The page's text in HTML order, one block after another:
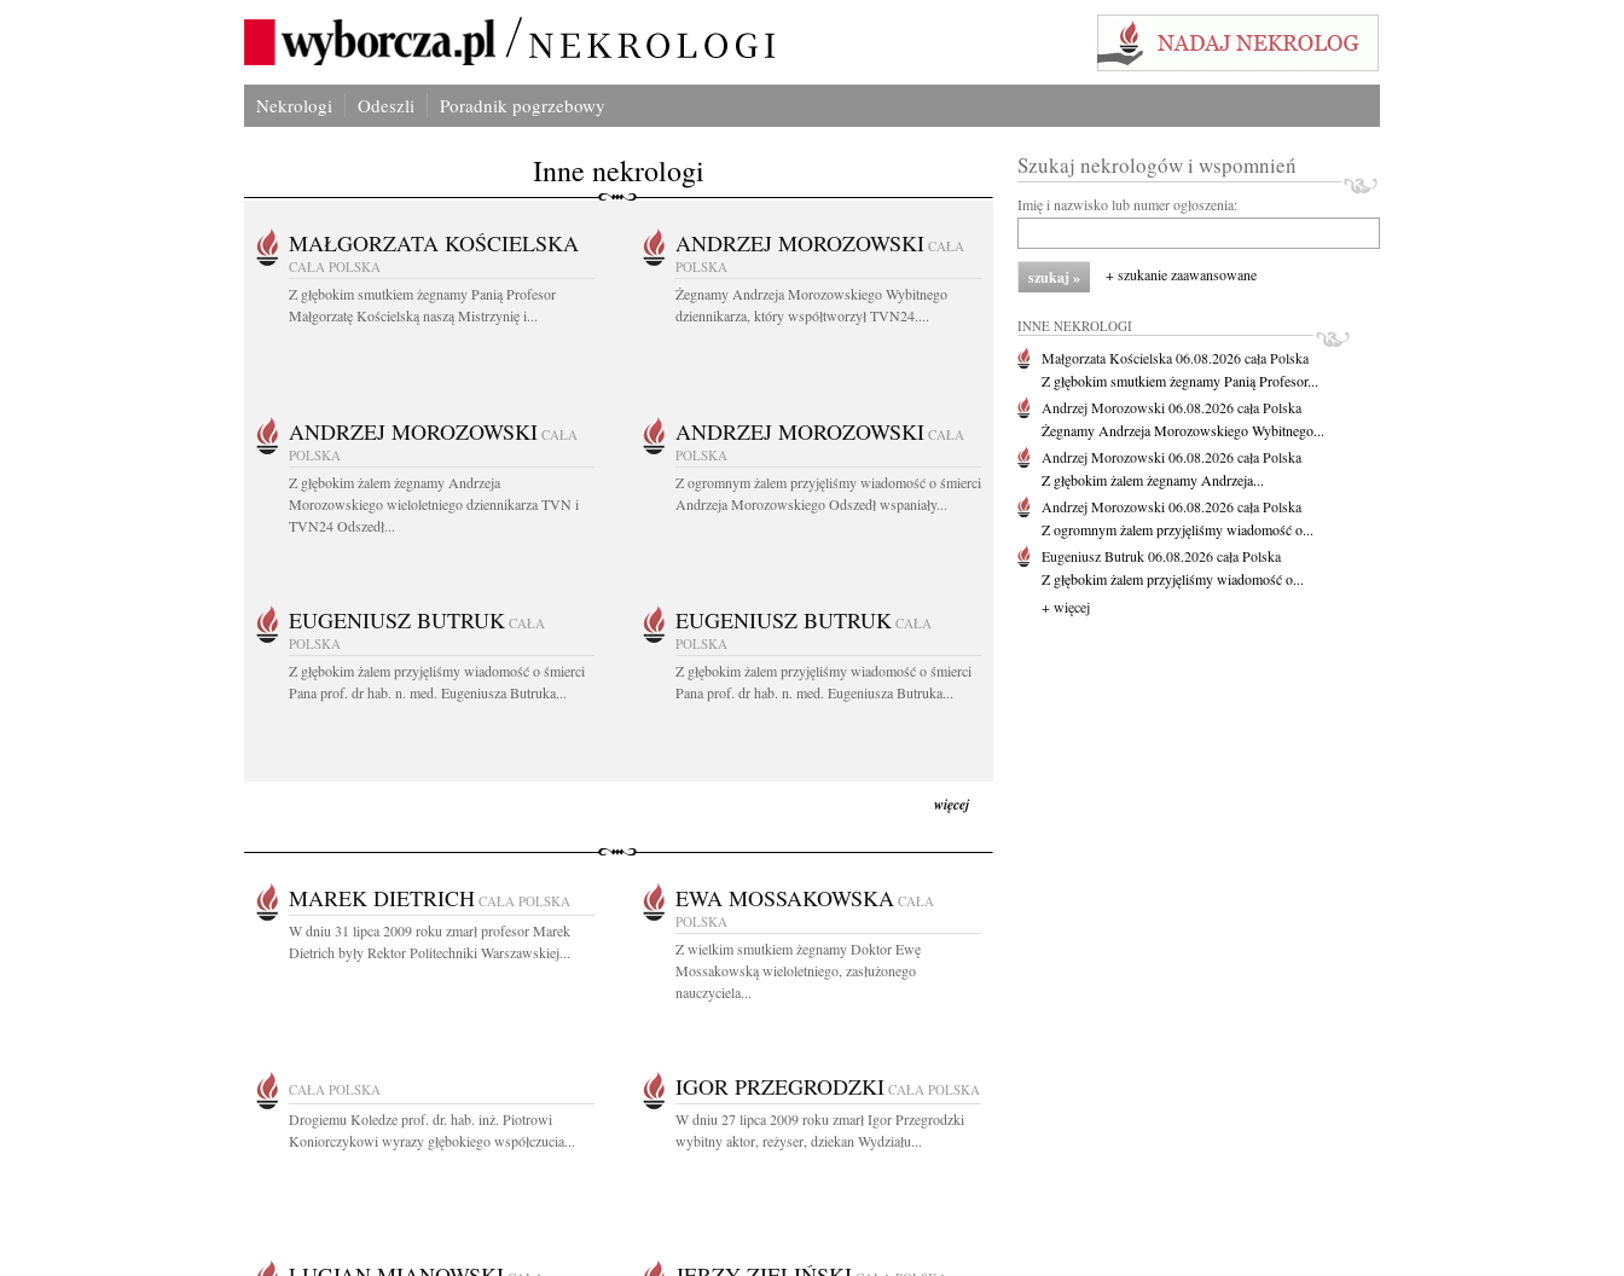
Nekrologi Odeszli Poradnik pogrzebowy
Inne nekrologi
MAŁGORZATA KOŚCIELSKA
CAŁA POLSKA
Z głębokim smutkiem żegnamy Panią Profesor
Małgorzatę Kościelską naszą Mistrzynię i...
ANDRZEJ MOROZOWSKI CAŁA
POLSKA
Żegnamy Andrzeja Morozowskiego Wybitnego
dziennikarza, który współtworzył TVN24....
ANDRZEJ MOROZOWSKI CAŁA
POLSKA
Z głębokim żalem żegnamy Andrzeja
Morozowskiego wieloletniego dziennikarza TVN i
TVN24 Odszedł...
ANDRZEJ MOROZOWSKI CAŁA
POLSKA
Z ogromnym żalem przyjęliśmy wiadomość o śmierci
Andrzeja Morozowskiego Odszedł wspaniały...
EUGENIUSZ BUTRUK CAŁA
POLSKA
Z głębokim żalem przyjęliśmy wiadomość o śmierci
Pana prof. dr hab. n. med. Eugeniusza Butruka...
EUGENIUSZ BUTRUK CAŁA
POLSKA
Z głębokim żalem przyjęliśmy wiadomość o śmierci
Pana prof. dr hab. n. med. Eugeniusza Butruka...
więcej
MAREK DIETRICH CAŁA POLSKA
W dniu 31 lipca 2009 roku zmarł profesor Marek
Dietrich były Rektor Politechniki Warszawskiej...
EWA MOSSAKOWSKA CAŁA
POLSKA
Z wielkim smutkiem żegnamy Doktor Ewę
Mossakowską wieloletniego, zasłużonego
nauczyciela...
CAŁA POLSKA
Drogiemu Koledze prof. dr. hab. inż. Piotrowi
Koniorczykowi wyrazy głębokiego współczucia...
IGOR PRZEGRODZKI CAŁA POLSKA
W dniu 27 lipca 2009 roku zmarł Igor Przegrodzki
wybitny aktor, reżyser, dziekan Wydziału...
Szukaj nekrologów i wspomnień
Imię i nazwisko lub numer ogłoszenia:
+ szukanie zaawansowane
INNE NEKROLOGI
Małgorzata Kościelska06.08.2026cała Polska
Z głębokim smutkiem żegnamy Panią Profesor...
Andrzej Morozowski06.08.2026cała Polska
Żegnamy Andrzeja Morozowskiego Wybitnego...
Andrzej Morozowski06.08.2026cała Polska
Z głębokim żalem żegnamy Andrzeja...
Andrzej Morozowski06.08.2026cała Polska
Z ogromnym żalem przyjęliśmy wiadomość o...
Eugeniusz Butruk06.08.2026cała Polska
Z głębokim żalem przyjęliśmy wiadomość o...
+ więcej